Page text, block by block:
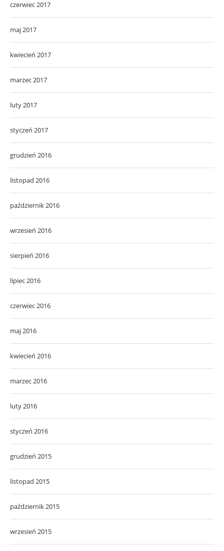
czerwiec 2017
maj 2017
kwiecień 2017
marzec 2017
luty 2017
styczeń 2017
grudzień 2016
listopad 2016
październik 2016
wrzesień 2016
sierpień 2016
lipiec 2016
czerwiec 2016
maj 2016
kwiecień 2016
marzec 2016
luty 2016
styczeń 2016
grudzień 2015
listopad 2015
październik 2015
wrzesień 2015